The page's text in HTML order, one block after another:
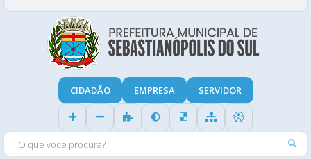
O QUE VOCE PROCURA?
CIDADÃO EMPRESA SERVIDOR